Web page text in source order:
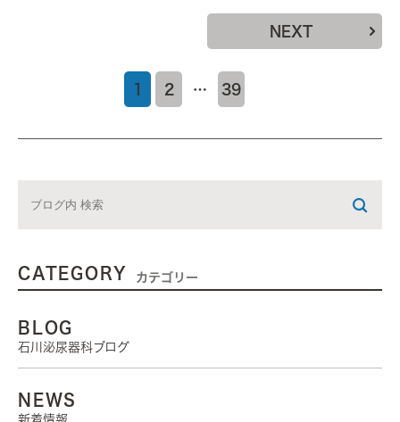
1 2 … 39
NEXT
CATEGORY カテゴリー
BLOG
石川泌尿器科ブログ
NEWS